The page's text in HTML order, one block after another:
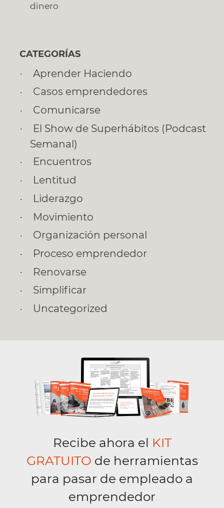
dinero
CATEGORÍAS
Aprender Haciendo
Casos emprendedores
Comunicarse
El Show de Superhábitos (Podcast
Semanal)
Encuentros
Lentitud
Liderazgo
Movimiento
Organización personal
Proceso emprendedor
Renovarse
Simplificar
Uncategorized
Recibe ahora el KIT
GRATUITO de herramientas
para pasar de empleado a
emprendedor